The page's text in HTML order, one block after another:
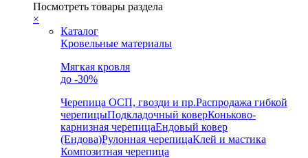
Посмотреть товары раздела
×
Каталог
Кровельные материалы
Мягкая кровля
до -30%
Черепица ОСП, гвозди и пр.Распродажа гибкой
черепицыПодкладочный коверКоньково-
карнизная черепицаЕндовый ковер
(Ендова)Рулонная черепицаКлей и мастика
Композитная черепица